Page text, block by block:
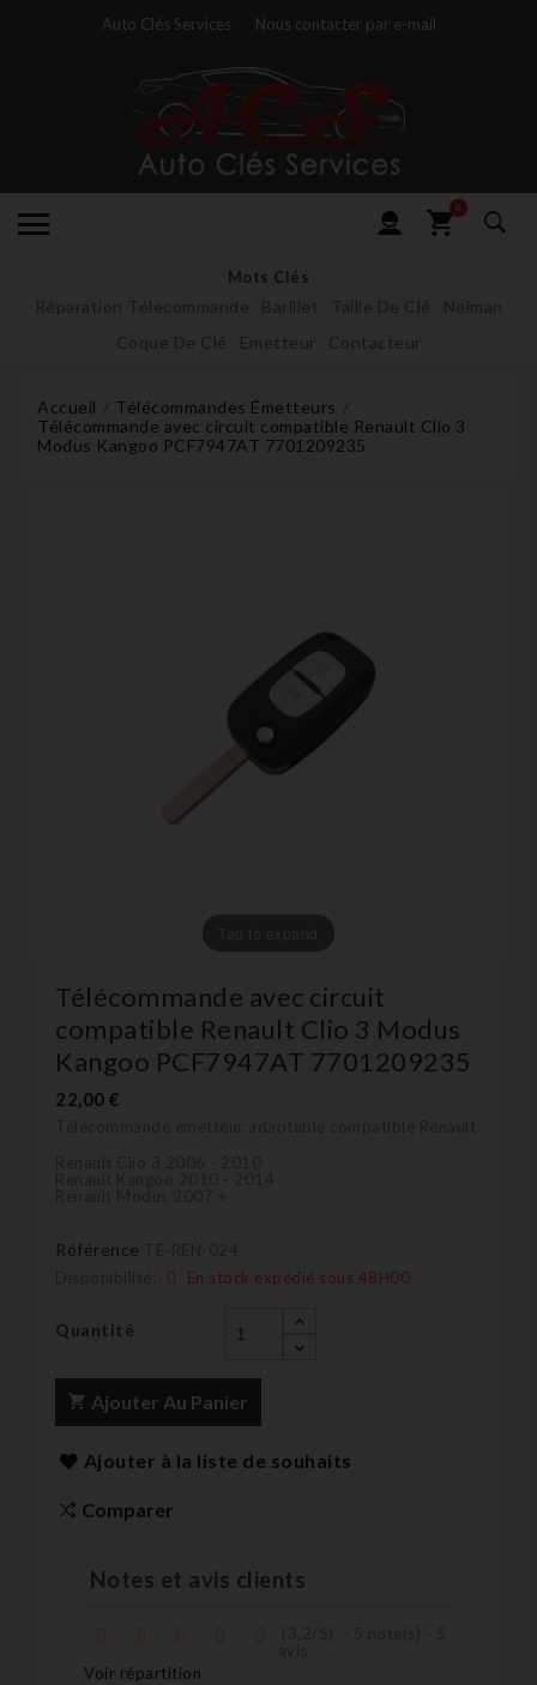
Auto Clés Services Nous contacter par e-mail
0
Mots Clés
Réparation Télecommande Barillet Taille De Clé
Neiman
Coque De Clé
Emetteur Contacteur
Accueil
Télécommandes Émetteurs
Télécommande avec circuit compatible Renault Clio 3
Modus Kangoo PCF7947AT 7701209235
Télécommande avec circuit
compatible Renault Clio 3 Modus
Kangoo PCF7947AT 7701209235
22,00 €
Référence
En stock expédié sous 48H00
Quantité
Ajouter Au Panier
Ajouter à la liste de souhaits
Comparer
Notes et avis clients
Voir répartition